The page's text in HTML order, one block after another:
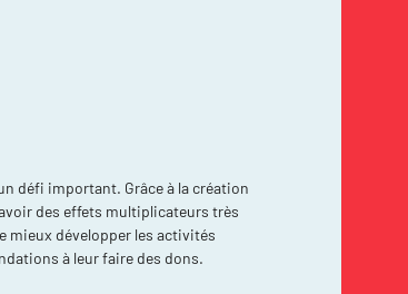
défi important. Grâce à la création
des effets multiplicateurs très
mieux développer les activités
à leur faire des dons.